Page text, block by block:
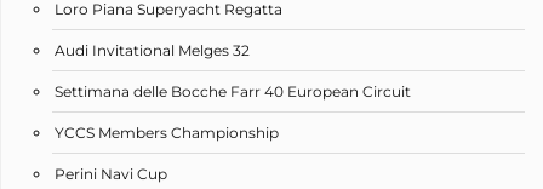
Loro Piana Superyacht Regatta
Audi Invitational Melges 32
Settimana delle Bocche Farr 40 European Circuit
YCCS Members Championship
Perini Navi Cup